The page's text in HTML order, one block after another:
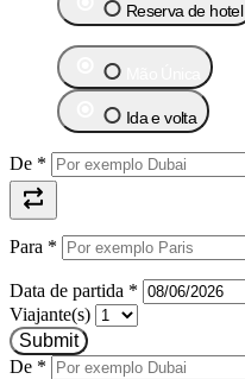
Reserva de hotel
Ida e volta
De *
Para *
Data de partida *
Viajante(s)
Submit
De *